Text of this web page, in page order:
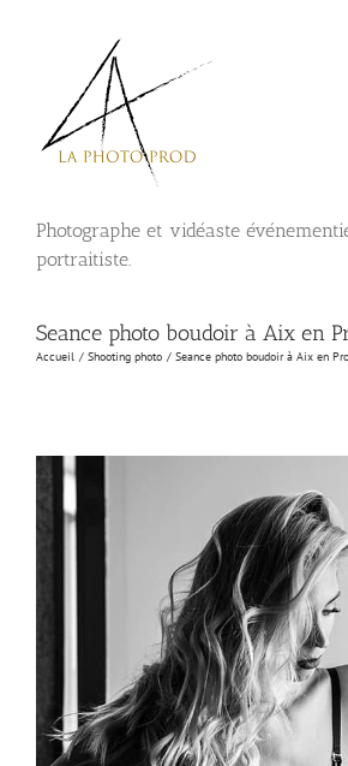
Photographe et vidéaste
portraitiste.
Seance photo boudoir à Aix en
Accueil Shooting photo Seance photo boudoir à Aix en